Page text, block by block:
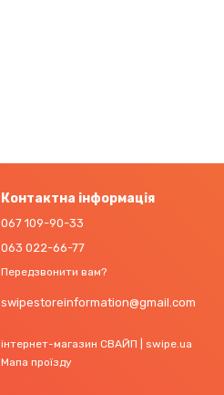
Контактна інформація
067 109-90-33
063 022-66-77
Передзвонити вам?
swipestoreinformation@gmail.com
інтернет-магазин СВАЙП | swipe.ua
Мапа проїзду